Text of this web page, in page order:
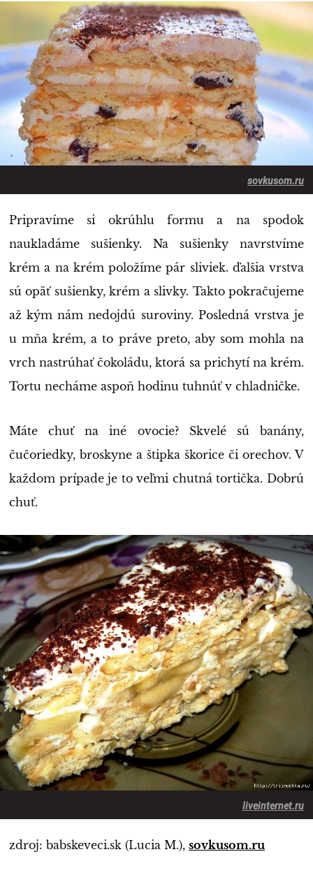
sovkusom.ru
Pripravíme si okrúhlu formu a na spodok
naukladáme sušienky. Na sušienky navrstvíme
krém a na krém položíme pár sliviek. ďalšia vrstva
sú opäť sušienky, krém a slivky. Takto pokračujeme
až kým nám nedojdú suroviny. Posledná vrstva je
u mňa krém, a to práve preto, aby som mohla na
vrch nastrúhať čokoládu, ktorá sa prichytí na krém.
Tortu necháme aspoň hodinu tuhnúť v chladničke.
Máte chuť na iné ovocie? Skvelé sú banány,
čučoriedky, broskyne a štipka škorice či orechov. V
každom prípade je to veľmi chutná tortička. Dobrú
chuť.
liveinternet.ru
zdroj: babskeveci.sk (Lucia M.), sovkusom.ru